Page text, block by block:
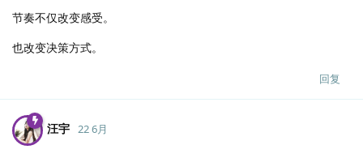
节奏不仅改变感受。
也改变决策方式。
回复
汪宇 22 6月